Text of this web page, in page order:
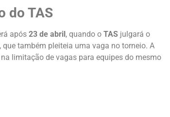
do TAS
após 23 de abril, quando o TAS julgará o
que também pleiteia uma vaga no torneio. A
limitação de vagas para equipes do mesmo